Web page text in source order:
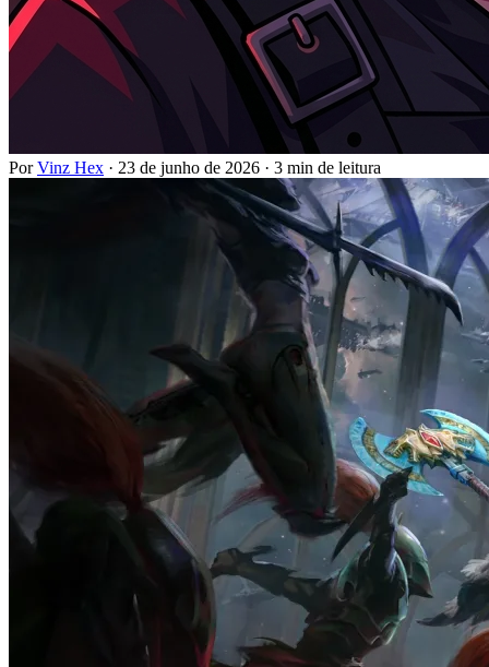
PorVinz Hex · 23 de junho de 2026 · 3 min de leitura